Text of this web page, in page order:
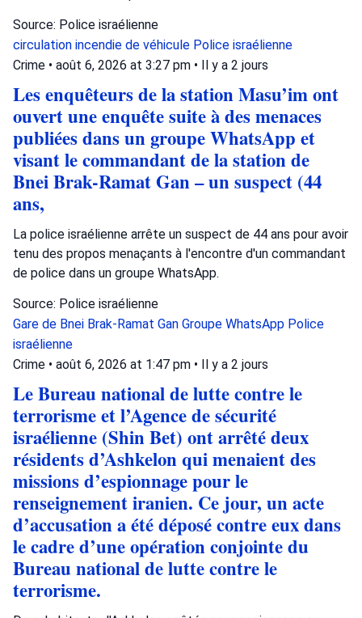
Source: Police israélienne
circulation incendie de véhicule Police israélienne
Crime • août 6, 2026 at 3:27 pm • Il y a 2 jours
Les enquêteurs de la station Masu’im ont
ouvert une enquête suite à des menaces
publiées dans un groupe WhatsApp et
visant le commandant de la station de
Bnei Brak-Ramat Gan – un suspect (44
ans,
La police israélienne arrête un suspect de 44 ans pour avoir
tenu des propos menaçants à l'encontre d'un commandant
de police dans un groupe WhatsApp.
Source: Police israélienne
Gare de Bnei Brak-Ramat Gan Groupe WhatsApp Police
israélienne
Crime • août 6, 2026 at 1:47 pm • Il y a 2 jours
Le Bureau national de lutte contre le
terrorisme et l’Agence de sécurité
israélienne (Shin Bet) ont arrêté deux
résidents d’Ashkelon qui menaient des
missions d’espionnage pour le
renseignement iranien. Ce jour, un acte
d’accusation a été déposé contre eux dans
le cadre d’une opération conjointe du
Bureau national de lutte contre le
terrorisme.